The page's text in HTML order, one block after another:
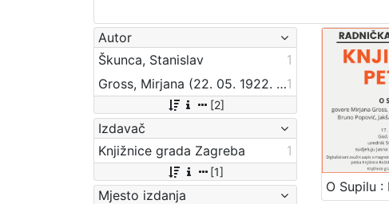
Autor
Škunca, Stanislav
1
Gross, Mirjana (22. 05. 1922. – 23. 07. 2012.)1
[2]
Izdavač
Knjižnice grada Zagreba
1
[1]
Mjesto izdanja